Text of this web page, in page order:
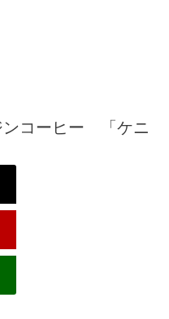
ンコーヒー 「ケニ